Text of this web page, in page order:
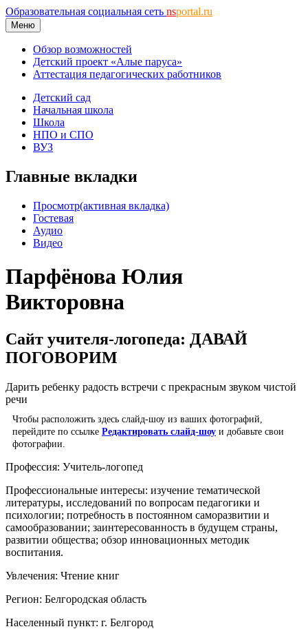
Образовательная социальная сеть nsportal.ru
Меню
Обзор возможностей
Детский проект «Алые паруса»
Аттестация педагогических работников
Детский сад
Начальная школа
Школа
НПО и СПО
ВУЗ
Главные вкладки
Просмотр(активная вкладка)
Гостевая
Аудио
Видео
Парфёнова Юлия
Викторовна
Сайт учителя-логопеда: ДАВАЙ
ПОГОВОРИМ
Дарить ребенку радость встречи с прекрасным звуком чистой
речи
Чтобы расположить здесь слайд-шоу из ваших фотографий,
перейдите по ссылке Редактировать слайд-шоу и добавьте свои
фотографии.
Профессия: Учитель-логопед
Профессиональные интересы: изучение тематической
литературы, исследований по вопросам педагогики и
психологии; потребность в постоянном саморазвитии и
самообразовании; заинтересованность в будущем страны,
развитии общества; обзор инновационных методик
воспитания.
Увлечения: Чтение книг
Регион: Белгородская область
Населенный пункт: г. Белгород